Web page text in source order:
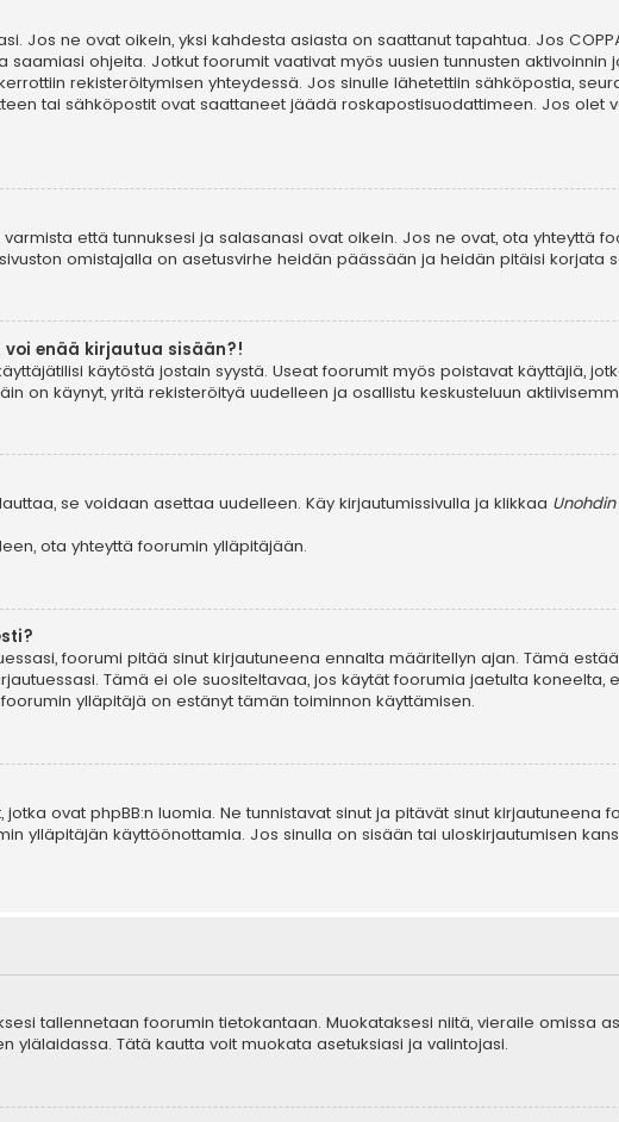
Jos ne ovat oikein, yksi kahdesta asiasta on saattanut tapahtua. Jos
saamiasi ohjeita. Jotkut foorumit vaativat myös uusien tunnusten
rekisteröitymisen yhteydessä. Jos sinulle lähetettiin sähköpostia,
tai sähköpostit ovat saattaneet jäädä roskapostisuodattimeen. Jos olet
että tunnuksesi ja salasanasi ovat oikein. Jos ne ovat, ota yhteyttä
omistajalla on asetusvirhe heidän päässään ja heidän pitäisi korjata
voi enää kirjautua sisään?!
käytöstä jostain syystä. Useat foorumit myös poistavat käyttäjiä,
on käynyt, yritä rekisteröityä uudelleen ja osallistu keskusteluun
se voidaan asettaa uudelleen. Käy kirjautumissivulla ja klikkaa
ota yhteyttä foorumin ylläpitäjään.
foorumi pitää sinut kirjautuneena ennalta määritellyn ajan. Tämä
Tämä ei ole suositeltavaa, jos käytät foorumia jaetulta koneelta,
ylläpitäjä on estänyt tämän toiminnon käyttämisen.
ovat phpBB:n luomia. Ne tunnistavat sinut ja pitävät sinut kirjautuneena
ylläpitäjän käyttöönottamia. Jos sinulla on sisään tai uloskirjautumisen
tallennetaan foorumin tietokantaan. Muokataksesi niitä, vieraile omissa
ylälaidassa. Tätä kautta voit muokata asetuksiasi ja valintojasi.